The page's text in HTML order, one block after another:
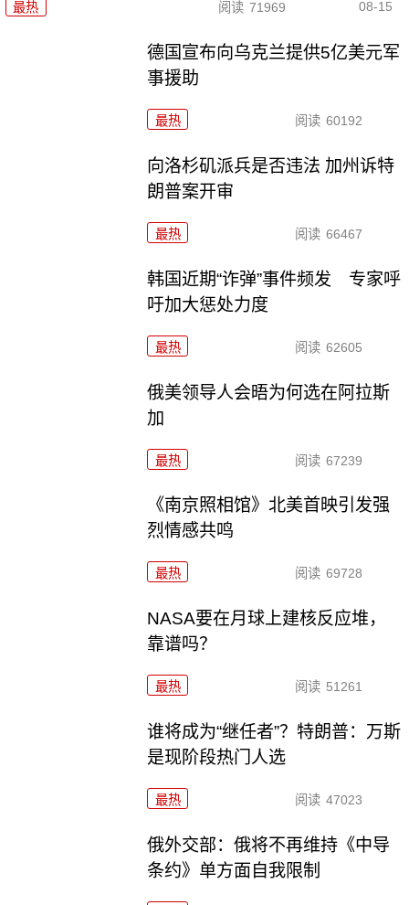
最热 阅读 71969 08-15
德国宣布向乌克兰提供5亿美元军
事援助
最热 阅读 60192
向洛杉矶派兵是否违法 加州诉特
朗普案开审
最热 阅读 66467
韩国近期“诈弹”事件频发 专家呼
吁加大惩处力度
最热 阅读 62605
俄美领导人会晤为何选在阿拉斯
加
最热 阅读 67239
《南京照相馆》北美首映引发强
烈情感共鸣
最热 阅读 69728
NASA要在月球上建核反应堆，
靠谱吗？
最热 阅读 51261
谁将成为“继任者”？特朗普：万斯
是现阶段热门人选
最热 阅读 47023
俄外交部：俄将不再维持《中导
条约》单方面自我限制